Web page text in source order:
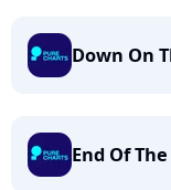
Down On
End Of